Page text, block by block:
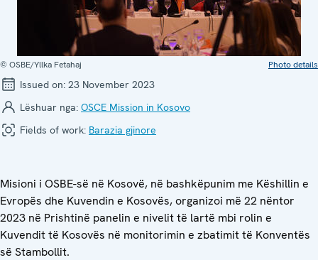
© OSBE/Yllka Fetahaj Photo details
Issued on: 23 November 2023
Lëshuar nga: OSCE Mission in Kosovo
Fields of work: Barazia gjinore
Misioni i OSBE-së në Kosovë, në bashkëpunim me Këshillin e
Evropës dhe Kuvendin e Kosovës, organizoi më 22 nëntor
2023 në Prishtinë panelin e nivelit të lartë mbi rolin e
Kuvendit të Kosovës në monitorimin e zbatimit të Konventës
së Stambollit.